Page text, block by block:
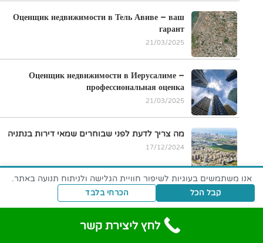
Оценщик недвижимости в Тель Авиве – ваш
гарант
21/03/2025
Оценщик недвижимости в Иерусалиме –
профессиональная оценка
21/03/2025
מה צריך לדעת לפני שבוחרים שמאי דירות בנתניה
17/12/2024
מה צריך לדעת שמאי מקרקעין על הערכת שווי חניון
אנו משתמשים בעוגיות לשיפור חוויית הגלישה ולניתוח תנועה באתר.
קבל הכל הכרחי בלבד
לחץ ליצירת קשר